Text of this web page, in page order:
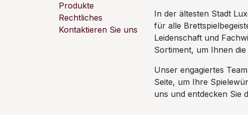
Produkte
Rechtliches
Kontaktieren Sie uns
In der ältesten Stadt
für alle
Leidenschaft und
Sortiment, um Ihnen
Unser engagiertes
Seite, um Ihre
uns und entdecken Sie